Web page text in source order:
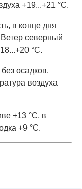
+19...+21 °C.
в конце дня
северный
°C.
осадков.
воздуха
+13 °C, в
+9 °C.